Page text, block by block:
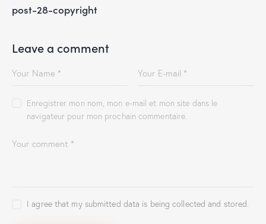
post-28-copyright
Leave a comment
Enregistrer mon nom, mon e-mail et mon site dans le
navigateur pour mon prochain commentaire.
I agree that my submitted data is being collected and stored.